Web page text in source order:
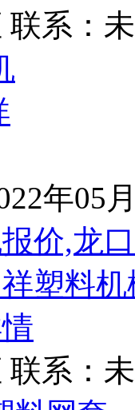
联系：
年05
价,龙
塑料机
联系：